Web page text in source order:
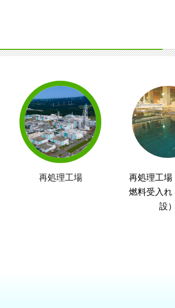
再処理工場
再処理工場
燃料受入れ
設）